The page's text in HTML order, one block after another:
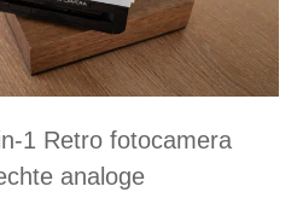
1 Retro fotocamera
analoge